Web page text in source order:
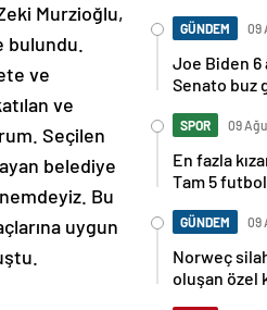
Murzioğlu,
bulundu.
ve
ve
Seçilen
belediye
Bu
uygun
GÜNDEM 09
Joe Biden 6
Senato buz
SPOR 09
En fazla
Tam 5
GÜNDEM 09
Norweç
oluşan özel